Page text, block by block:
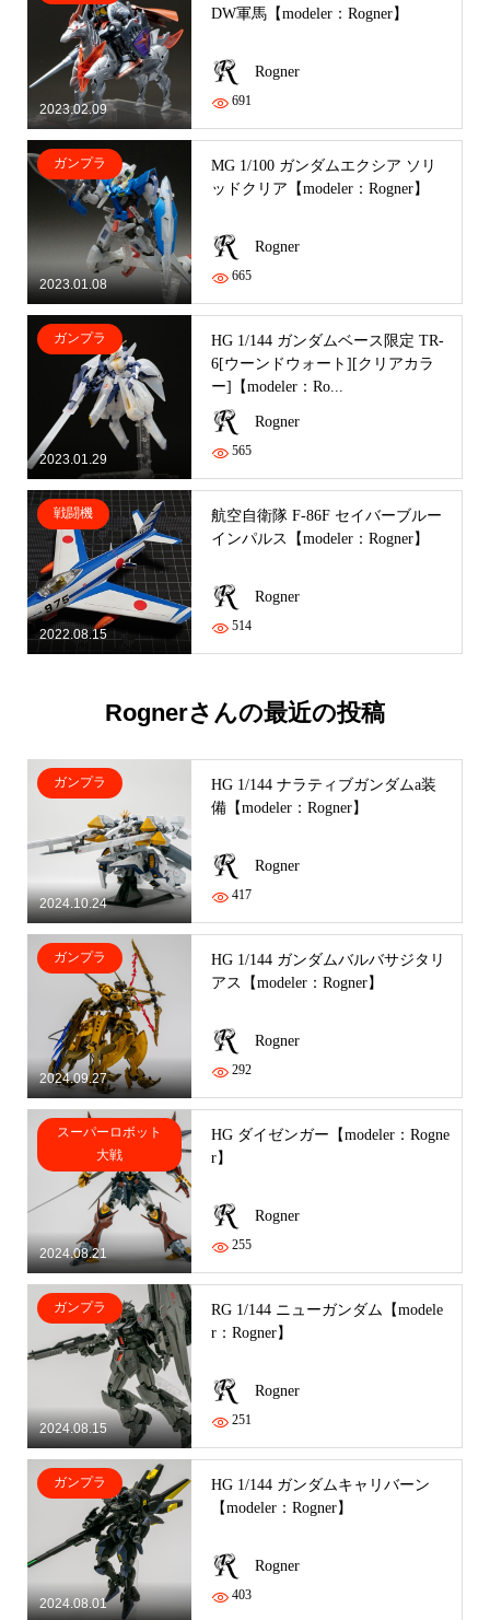
2023.02.09
DW軍馬【modeler：Rogner】
Rogner
691
2023.01.08
ガンプラ
MG 1/100 ガンダムエクシア ソリ
ッドクリア【modeler：Rogner】
Rogner
665
2023.01.29
ガンプラ
HG 1/144 ガンダムベース限定 TR-
6[ウーンドウォート][クリアカラ
ー]【modeler：Ro...
Rogner
565
2022.08.15
戦闘機
航空自衛隊 F-86F セイバーブルー
インパルス【modeler：Rogner】
Rogner
514
Rognerさんの最近の投稿
2024.10.24
ガンプラ
HG 1/144 ナラティブガンダムa装
備【modeler：Rogner】
Rogner
417
2024.09.27
ガンプラ
HG 1/144 ガンダムバルバサジタリ
アス【modeler：Rogner】
Rogner
292
2024.08.21
スーパーロボット
大戦
HG ダイゼンガー【modeler：Rogne
r】
Rogner
255
2024.08.15
ガンプラ
RG 1/144 ニューガンダム【modele
r：Rogner】
Rogner
251
2024.08.01
ガンプラ
HG 1/144 ガンダムキャリバーン
【modeler：Rogner】
Rogner
403